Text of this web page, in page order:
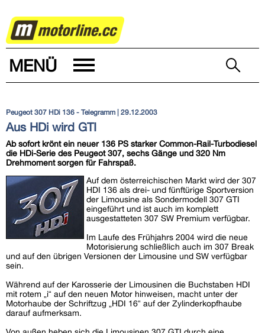
AUTOWELT
MENÜ
Peugeot 307 HDi 136 - Telegramm | 29.12.2003
Aus HDi wird GTI
Ab sofort krönt ein neuer 136 PS starker Common-Rail-Turbodiesel
die HDi-Serie des Peugeot 307, sechs Gänge und 320 Nm
Drehmoment sorgen für Fahrspaß.
Auf dem österreichischen Markt wird der 307
HDI 136 als drei- und fünftürige Sportversion
der Limousine als Sondermodell 307 GTI
eingeführt und ist auch im komplett
ausgestatteten 307 SW Premium verfügbar.
Im Laufe des Frühjahrs 2004 wird die neue
Motorisierung schließlich auch im 307 Break
und auf den übrigen Versionen der Limousine und SW verfügbar
sein.
Während auf der Karosserie der Limousinen die Buchstaben HDI
mit rotem „i“ auf den neuen Motor hinweisen, macht unter der
Motorhaube der Schriftzug „HDI 16“ auf der Zylinderkopfhaube
darauf aufmerksam.